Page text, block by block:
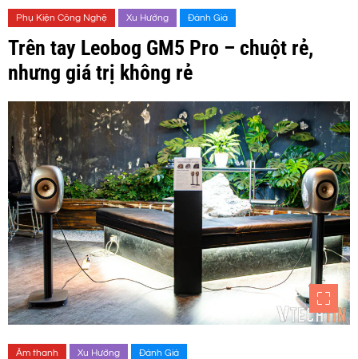
Phụ Kiện Công Nghệ Xu Hướng Đánh Giá
Trên tay Leobog GM5 Pro – chuột rẻ,
nhưng giá trị không rẻ
Âm thanh Xu Hướng Đánh Giá